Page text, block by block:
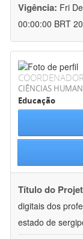
Vigência: Fri
00:00:00 BRT
CIÊNCIAS
Educação
Título do
digitais dos
estado de